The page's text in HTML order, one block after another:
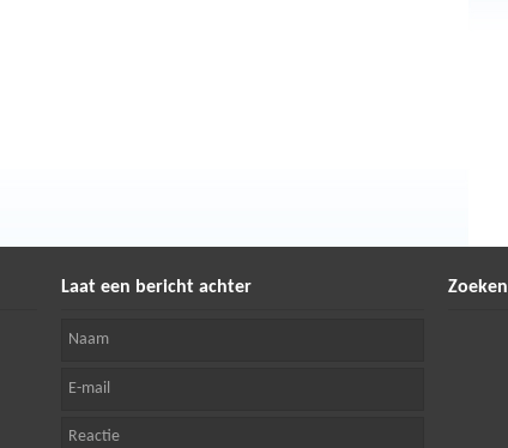
Laat een bericht achter Zoeken